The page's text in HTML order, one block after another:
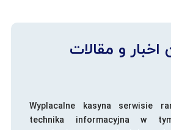
اخبار و مقالات
Wyplacalne kasyna serwisie
technika informacyjna w